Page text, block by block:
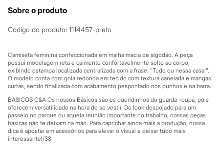
Calçados
Chinelos
Sapatilhas
Tênis
Marcas
City
Clock House
Mindset
Sawary
Yessica
Moda esportiva
Acessórios
Blusas
Sobre o produto
Codigo do produto: 1114457-preto
Camiseta feminina confeccionada em malha macia de algodão. A peça
possui modelagem reta e caimento confortavelmente solto ao corpo,
exibindo estampa localizada centralizada com a frase: "Tudo eu nessa casa!".
O modelo conta com gola redonda em tecido com textura canelada e mangas
curtas, sendo finalizada com acabamento pespontado nos punhos e na barra.
BÁSICOS C&A Os nossos Básicos são os queridinhos do guarda-roupa, pois
oferecem versatilidade na hora de se vestir. Do look despojado para um
passeio no parque ou aquela reunião importante no trabalho, nossas peças
básicas não te deixam na mão. Para caprichar ainda mais a produção, nossa
dica é apostar em acessórios para elevar o visual e deixar tudo mais
interessante!/38